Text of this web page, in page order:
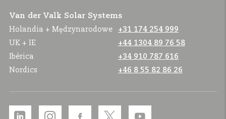
Van der Valk Solar Systems
Holandia + Mędzynarodowe
+31 174 254 999
UK + IE
+44 1304 89 76 58
Ibérica
+34 910 787 616
Nordics
+46 8 55 82 86 26